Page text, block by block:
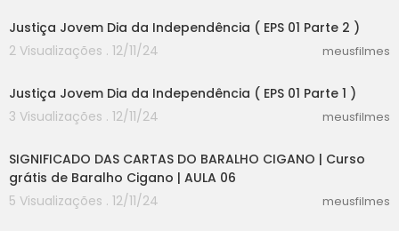
Justiça Jovem Dia da Independência ( EPS 01 Parte 2 )
2 Visualizações . 12/11/24
meusfilmes
Justiça Jovem Dia da Independência ( EPS 01 Parte 1 )
3 Visualizações . 12/11/24
meusfilmes
SIGNIFICADO DAS CARTAS DO BARALHO CIGANO | Curso
grátis de Baralho Cigano | AULA 06
5 Visualizações . 12/11/24
meusfilmes